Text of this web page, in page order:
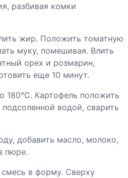
разбивая комки
жир. Положить томатную
муку, помешивая. Влить
орех и розмарин,
еще 10 минут.
180°С. Картофель положить
водой, сварить
добавить масло, молоко,
пюре.
в форму. Сверху